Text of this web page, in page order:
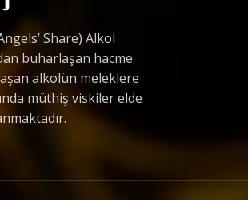
Share) Alkol
buharlaşan hacme
alkolün meleklere
müthiş viskiler elde